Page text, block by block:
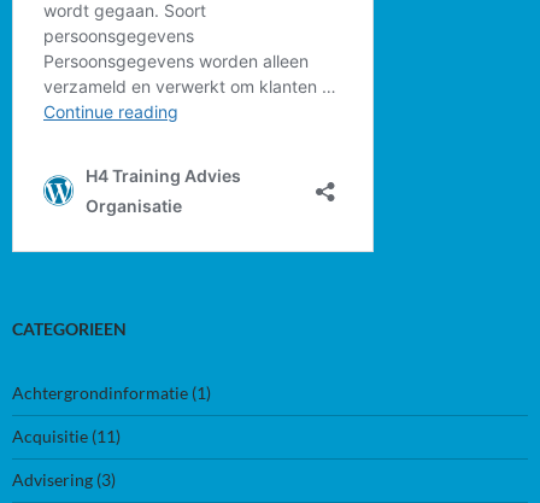
CATEGORIEEN
Achtergrondinformatie (1)
Acquisitie (11)
Advisering (3)